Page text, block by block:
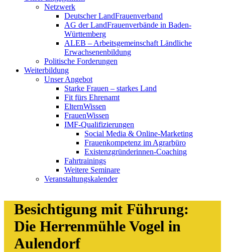
Netzwerk
Deutscher LandFrauenverband
AG der LandFrauenverbände in Baden-
Württemberg
ALEB – Arbeitsgemeinschaft Ländliche
Erwachsenenbildung
Politische Forderungen
Weiterbildung
Unser Angebot
Starke Frauen – starkes Land
Fit fürs Ehrenamt
ElternWissen
FrauenWissen
IMF-Qualifizierungen
Social Media & Online-Marketing
Frauenkompetenz im Agrarbüro
Existenzgründerinnen-Coaching
Fahrtrainings
Weitere Seminare
Veranstaltungskalender
Besichtigung mit Führung:
Die Herrenmühle Vogel in
Aulendorf